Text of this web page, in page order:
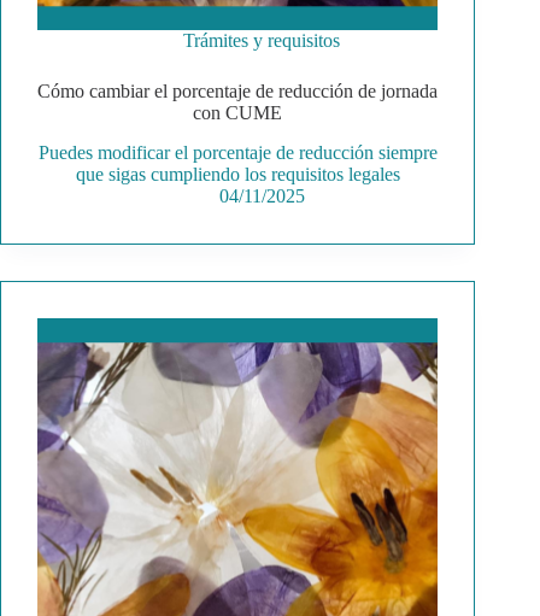
Trámites y requisitos
Cómo cambiar el porcentaje de reducción de jornada
con CUME
Puedes modificar el porcentaje de reducción siempre
que sigas cumpliendo los requisitos legales
04/11/2025